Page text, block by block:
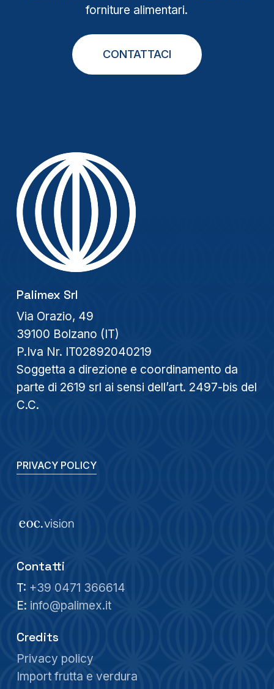
forniture alimentari.
CONTATTACI
Palimex Srl
Via Orazio, 49
39100 Bolzano (IT)
P.Iva Nr. IT02892040219
Soggetta a direzione e coordinamento da
parte di 2619 srl ai sensi dell’art. 2497-bis del
C.C.
PRIVACY POLICY
Contatti
T: +39 0471 366614
E: info@palimex.it
Credits
Privacy policy
Import frutta e verdura